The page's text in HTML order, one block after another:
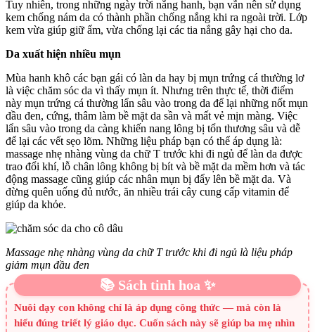
Tuy nhiên, trong những ngày trời nắng hanh, bạn vẫn nên sử dụng
kem chống nám da có thành phần chống nắng khi ra ngoài trời. Lớp
kem vừa giúp giữ ẩm, vừa chống lại các tia nắng gây hại cho da.
Da xuất hiện nhiều mụn
Mùa hanh khô các bạn gái có làn da hay bị mụn trứng cá thường lơ
là việc chăm sóc da vì thấy mụn ít. Nhưng trên thực tế, thời điểm
này mụn trứng cá thường lẩn sâu vào trong da để lại những nốt mụn
đầu đen, cứng, thâm làm bề mặt da sần và mất vẻ mịn màng. Việc
lẩn sâu vào trong da càng khiến nang lông bị tổn thương sâu và dễ
để lại các vết sẹo lõm. Những liệu pháp bạn có thể áp dụng là:
massage nhẹ nhàng vùng da chữ T trước khi đi ngủ để làn da được
trao đổi khí, lỗ chân lông không bị bít và bề mặt da mềm hơn và tác
động massage cũng giúp các nhân mụn bị đẩy lên bề mặt da. Và
đừng quên uống đủ nước, ăn nhiều trái cây cung cấp vitamin để
giúp da khỏe.
Massage nhẹ nhàng vùng da chữ T trước khi đi ngủ là liệu pháp
giảm mụn đầu đen
📚 Sách tinh hoa ✨
Nuôi dạy con không chỉ là áp dụng công thức — mà còn là
hiểu đúng triết lý giáo dục. Cuốn sách này sẽ giúp ba mẹ nhìn